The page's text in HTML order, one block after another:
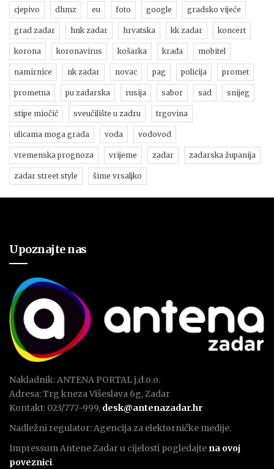
cjepivo dhmz eu foto google gradsko vijeće
grad zadar hnk zadar hrvatska kk zadar koncert
korona koronavirus košarka krađa mobitel
namirnice nk zadar novac pag policija promet
prometna pu zadarska rusija sabor sad snijeg
stipe miočić sveučilište u zadru trgovina
ulicama moga grada voda vodovod
vremenska prognoza vrijeme zadar zadarska županija
zadar street style šime vrsaljko
Upoznajte nas
Nakladnik: ANTENA PORTAL j.d.o.o.
Adresa: Trg kneza Višeslava 6g, Zadar
Kontakt: 023/777-999, desk@antenazadar.hr
Nadležni regulator: Agencija za elektorničke medije.
Impressum Antene Zadar u cijelosti pogledajte na ovoj
poveznici.